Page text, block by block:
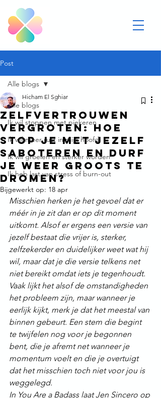
Post
Alle blogs
Ik wil stoppen met piekeren
Ik wil meer rust in mijn hoofd
Ik wil groeien en sterker worden
Ik heb last van stress of burn-out
Alle blogs
Zelfvertrouwen
vergroten: hoe
stop je met jezelf
saboteren en durf
je weer groots te
dromen?
Hicham El Sghiar
Bijgewerkt op: 18 apr
Misschien herken je het gevoel dat er
méér in je zit dan er op dit moment
uitkomt. Alsof er ergens een versie van
jezelf bestaat die vrijer is, sterker,
zelfzekerder en duidelijker weet wat hij
wil, maar dat je die versie telkens net
niet bereikt omdat iets je tegenhoudt.
Vaak lijkt het alsof de omstandigheden
het probleem zijn, maar wanneer je
eerlijk kijkt, merk je dat het meestal van
binnen gebeurt. Een stem die begint
te twijfelen nog voor je begonnen
bent, die je afremt net wanneer je
momentum voelt en die je overtuigt
dat het misschien toch niet voor jou is
weggelegd.
In You Are a Badass laat Jen Sincero op